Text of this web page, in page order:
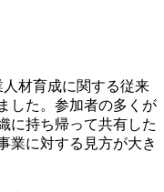
材育成に関する従来
した。参加者の多くが
に持ち帰って共有した
業に対する見方が大き